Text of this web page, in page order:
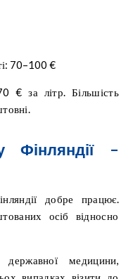
70–100 €
€ за літр. Більшість
Фінляндії –
добре працює.
осіб відносно
медицини,